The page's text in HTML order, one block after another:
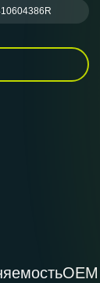
ОЕМ